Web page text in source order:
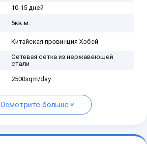
10-15 дней
5кв.м.
Китайская провинция Хэбэй
Сетевая сетка из нержавеющей
стали
2500sqm/day
Осмотрите больше